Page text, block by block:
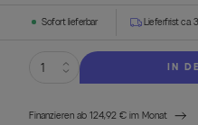
Sofort lieferbar Lieferfrist ca.
IN
Finanzieren ab 124,92 € im Monat